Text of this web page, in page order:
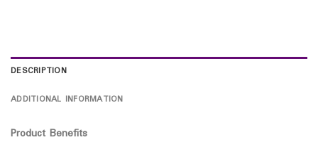
DESCRIPTION
ADDITIONAL INFORMATION
Product Benefits